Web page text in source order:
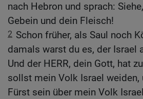
nach Hebron und sprach:
Gebein und dein Fleisch!
2 Schon früher, als Saul noch
damals warst du es, der Israel
Und der HERR, dein Gott, hat
sollst mein Volk Israel
Fürst sein über mein Volk